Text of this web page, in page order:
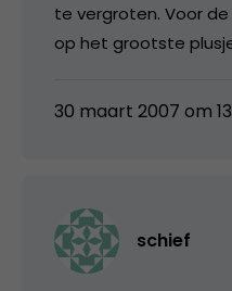
te vergroten. Voor
op het grootste
30 maart 2007 om
schief